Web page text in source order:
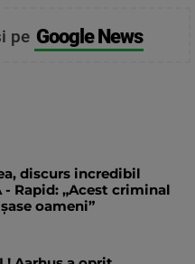
pe Google News
discurs incredibil
- Rapid: „Acest criminal
oameni”